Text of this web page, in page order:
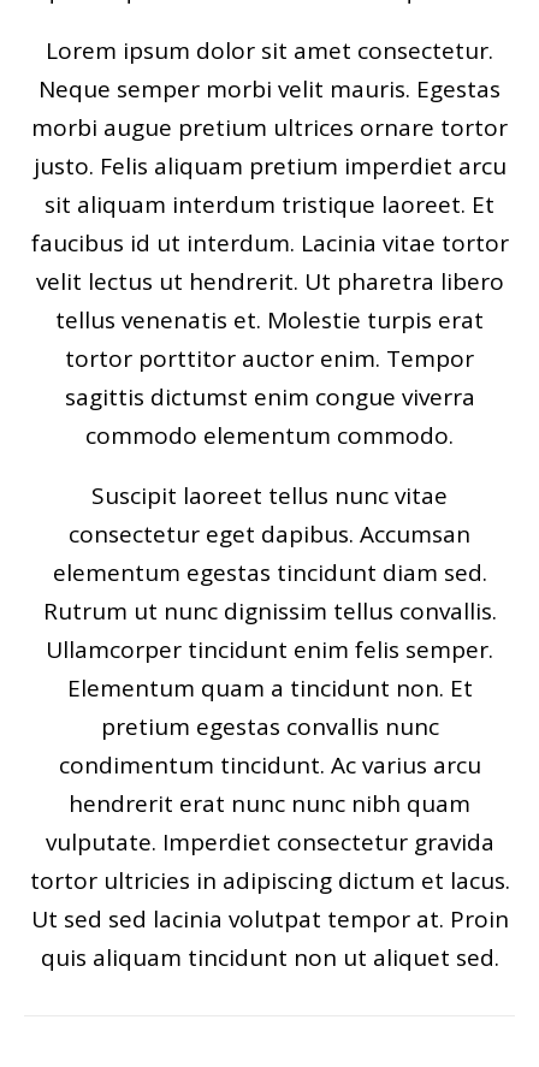
Lorem ipsum dolor sit amet consectetur.
Neque semper morbi velit mauris. Egestas
morbi augue pretium ultrices ornare tortor
justo. Felis aliquam pretium imperdiet arcu
sit aliquam interdum tristique laoreet. Et
faucibus id ut interdum. Lacinia vitae tortor
velit lectus ut hendrerit. Ut pharetra libero
tellus venenatis et. Molestie turpis erat
tortor porttitor auctor enim. Tempor
sagittis dictumst enim congue viverra
commodo elementum commodo.
Suscipit laoreet tellus nunc vitae
consectetur eget dapibus. Accumsan
elementum egestas tincidunt diam sed.
Rutrum ut nunc dignissim tellus convallis.
Ullamcorper tincidunt enim felis semper.
Elementum quam a tincidunt non. Et
pretium egestas convallis nunc
condimentum tincidunt. Ac varius arcu
hendrerit erat nunc nunc nibh quam
vulputate. Imperdiet consectetur gravida
tortor ultricies in adipiscing dictum et lacus.
Ut sed sed lacinia volutpat tempor at. Proin
quis aliquam tincidunt non ut aliquet sed.